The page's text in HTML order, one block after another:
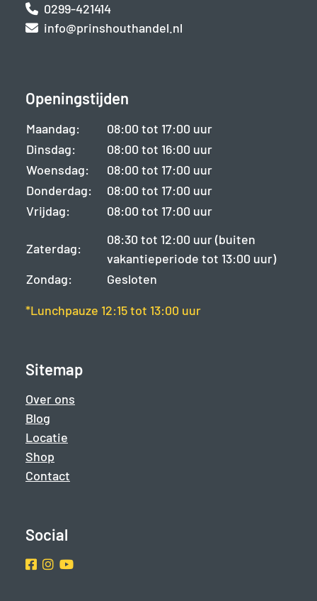
0299-421414
info@prinshouthandel.nl
Openingstijden
Maandag:
08:00 tot 17:00 uur
Dinsdag:
08:00 tot 16:00 uur
Woensdag:
08:00 tot 17:00 uur
Donderdag:
08:00 tot 17:00 uur
Vrijdag:
08:00 tot 17:00 uur
Zaterdag:
08:30 tot 12:00 uur (buiten
vakantieperiode tot 13:00 uur)
Zondag:
Gesloten
*Lunchpauze 12:15 tot 13:00 uur
Sitemap
Over ons
Blog
Locatie
Shop
Contact
Social
Facebook
Instragram
Youtube